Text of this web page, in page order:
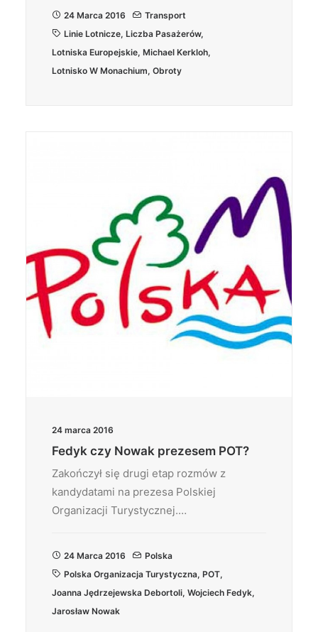
24 Marca 2016
Transport
Linie Lotnicze, Liczba Pasażerów,
Lotniska Europejskie, Michael Kerkloh,
Lotnisko W Monachium, Obroty
24 marca 2016
Fedyk czy Nowak prezesem POT?
Zakończył się drugi etap rozmów z
kandydatami na prezesa Polskiej
Organizacji Turystycznej.…
24 Marca 2016
Polska
Polska Organizacja Turystyczna, POT,
Joanna Jędrzejewska Debortoli, Wojciech Fedyk,
Jarosław Nowak